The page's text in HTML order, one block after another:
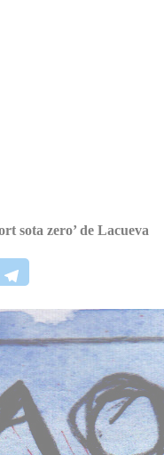
sota zero’ de Lacueva